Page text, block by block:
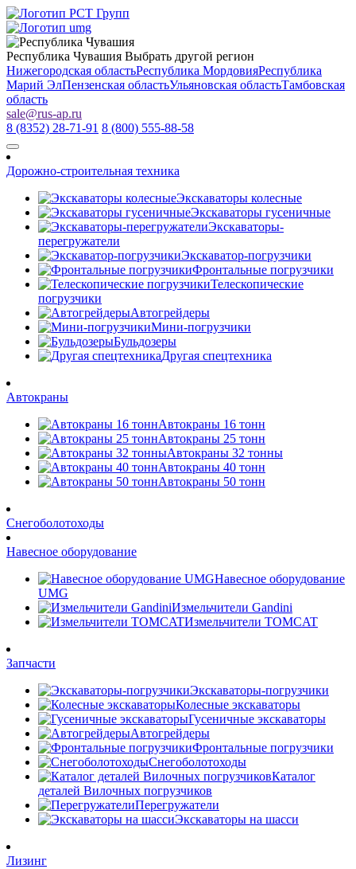
Республика Чувашия Выбрать другой регион
Нижегородская областьРеспублика МордовияРеспублика
Марий ЭлПензенская областьУльяновская областьТамбовская
область
sale@rus-ap.ru
8 (8352) 28-71-91 8 (800) 555-88-58
Дорожно-строительная техника
Экскаваторы колесные
Экскаваторы гусеничные
Экскаваторы-
перегружатели
Экскаватор-погрузчики
Фронтальные погрузчики
Телескопические
погрузчики
Автогрейдеры
Мини-погрузчики
Бульдозеры
Другая спецтехника
Автокраны
Автокраны 16 тонн
Автокраны 25 тонн
Автокраны 32 тонны
Автокраны 40 тонн
Автокраны 50 тонн
Снегоболотоходы
Навесное оборудование
Навесное оборудование
UMG
Измельчители Gandini
Измельчители TOMCAT
Запчасти
Экскаваторы-погрузчики
Колесные экскаваторы
Гусеничные экскаваторы
Автогрейдеры
Фронтальные погрузчики
Снегоболотоходы
Каталог
деталей Вилочных погрузчиков
Перегружатели
Экскаваторы на шасси
Лизинг